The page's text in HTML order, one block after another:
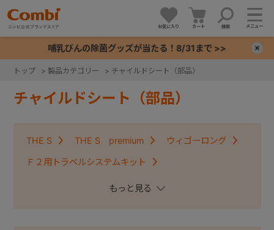
お気に入り カート 検索 メニュー
哺乳びんの除菌グッズが当たる！8/31まで >>
トップ > 製品カテゴリー > チャイルドシート（部品）
チャイルドシート（部品）
THE S THE S premium ウィゴーロング
Ｆ２用トラベルシステムキット
クルムーヴコンパクトISOFIX・クルムーヴアドバンス